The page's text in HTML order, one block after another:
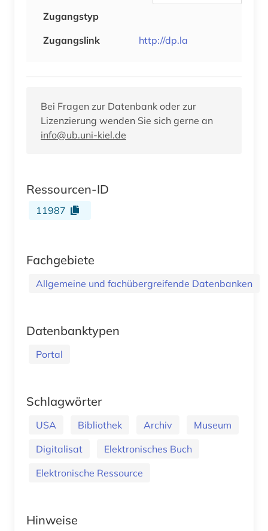
Zugangstyp
Zugangslink
http://dp.la
Bei Fragen zur Datenbank oder zur
Lizenzierung wenden Sie sich gerne an
info@ub.uni-kiel.de
Ressourcen-ID
11987
Fachgebiete
Allgemeine und fachübergreifende Datenbanken
Datenbanktypen
Portal
Schlagwörter
USA Bibliothek Archiv
Museum
Digitalisat
Elektronisches Buch
Elektronische Ressource
Hinweise